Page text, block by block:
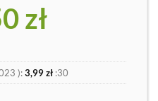
zł
3,50 zł.
):3,99zł :30